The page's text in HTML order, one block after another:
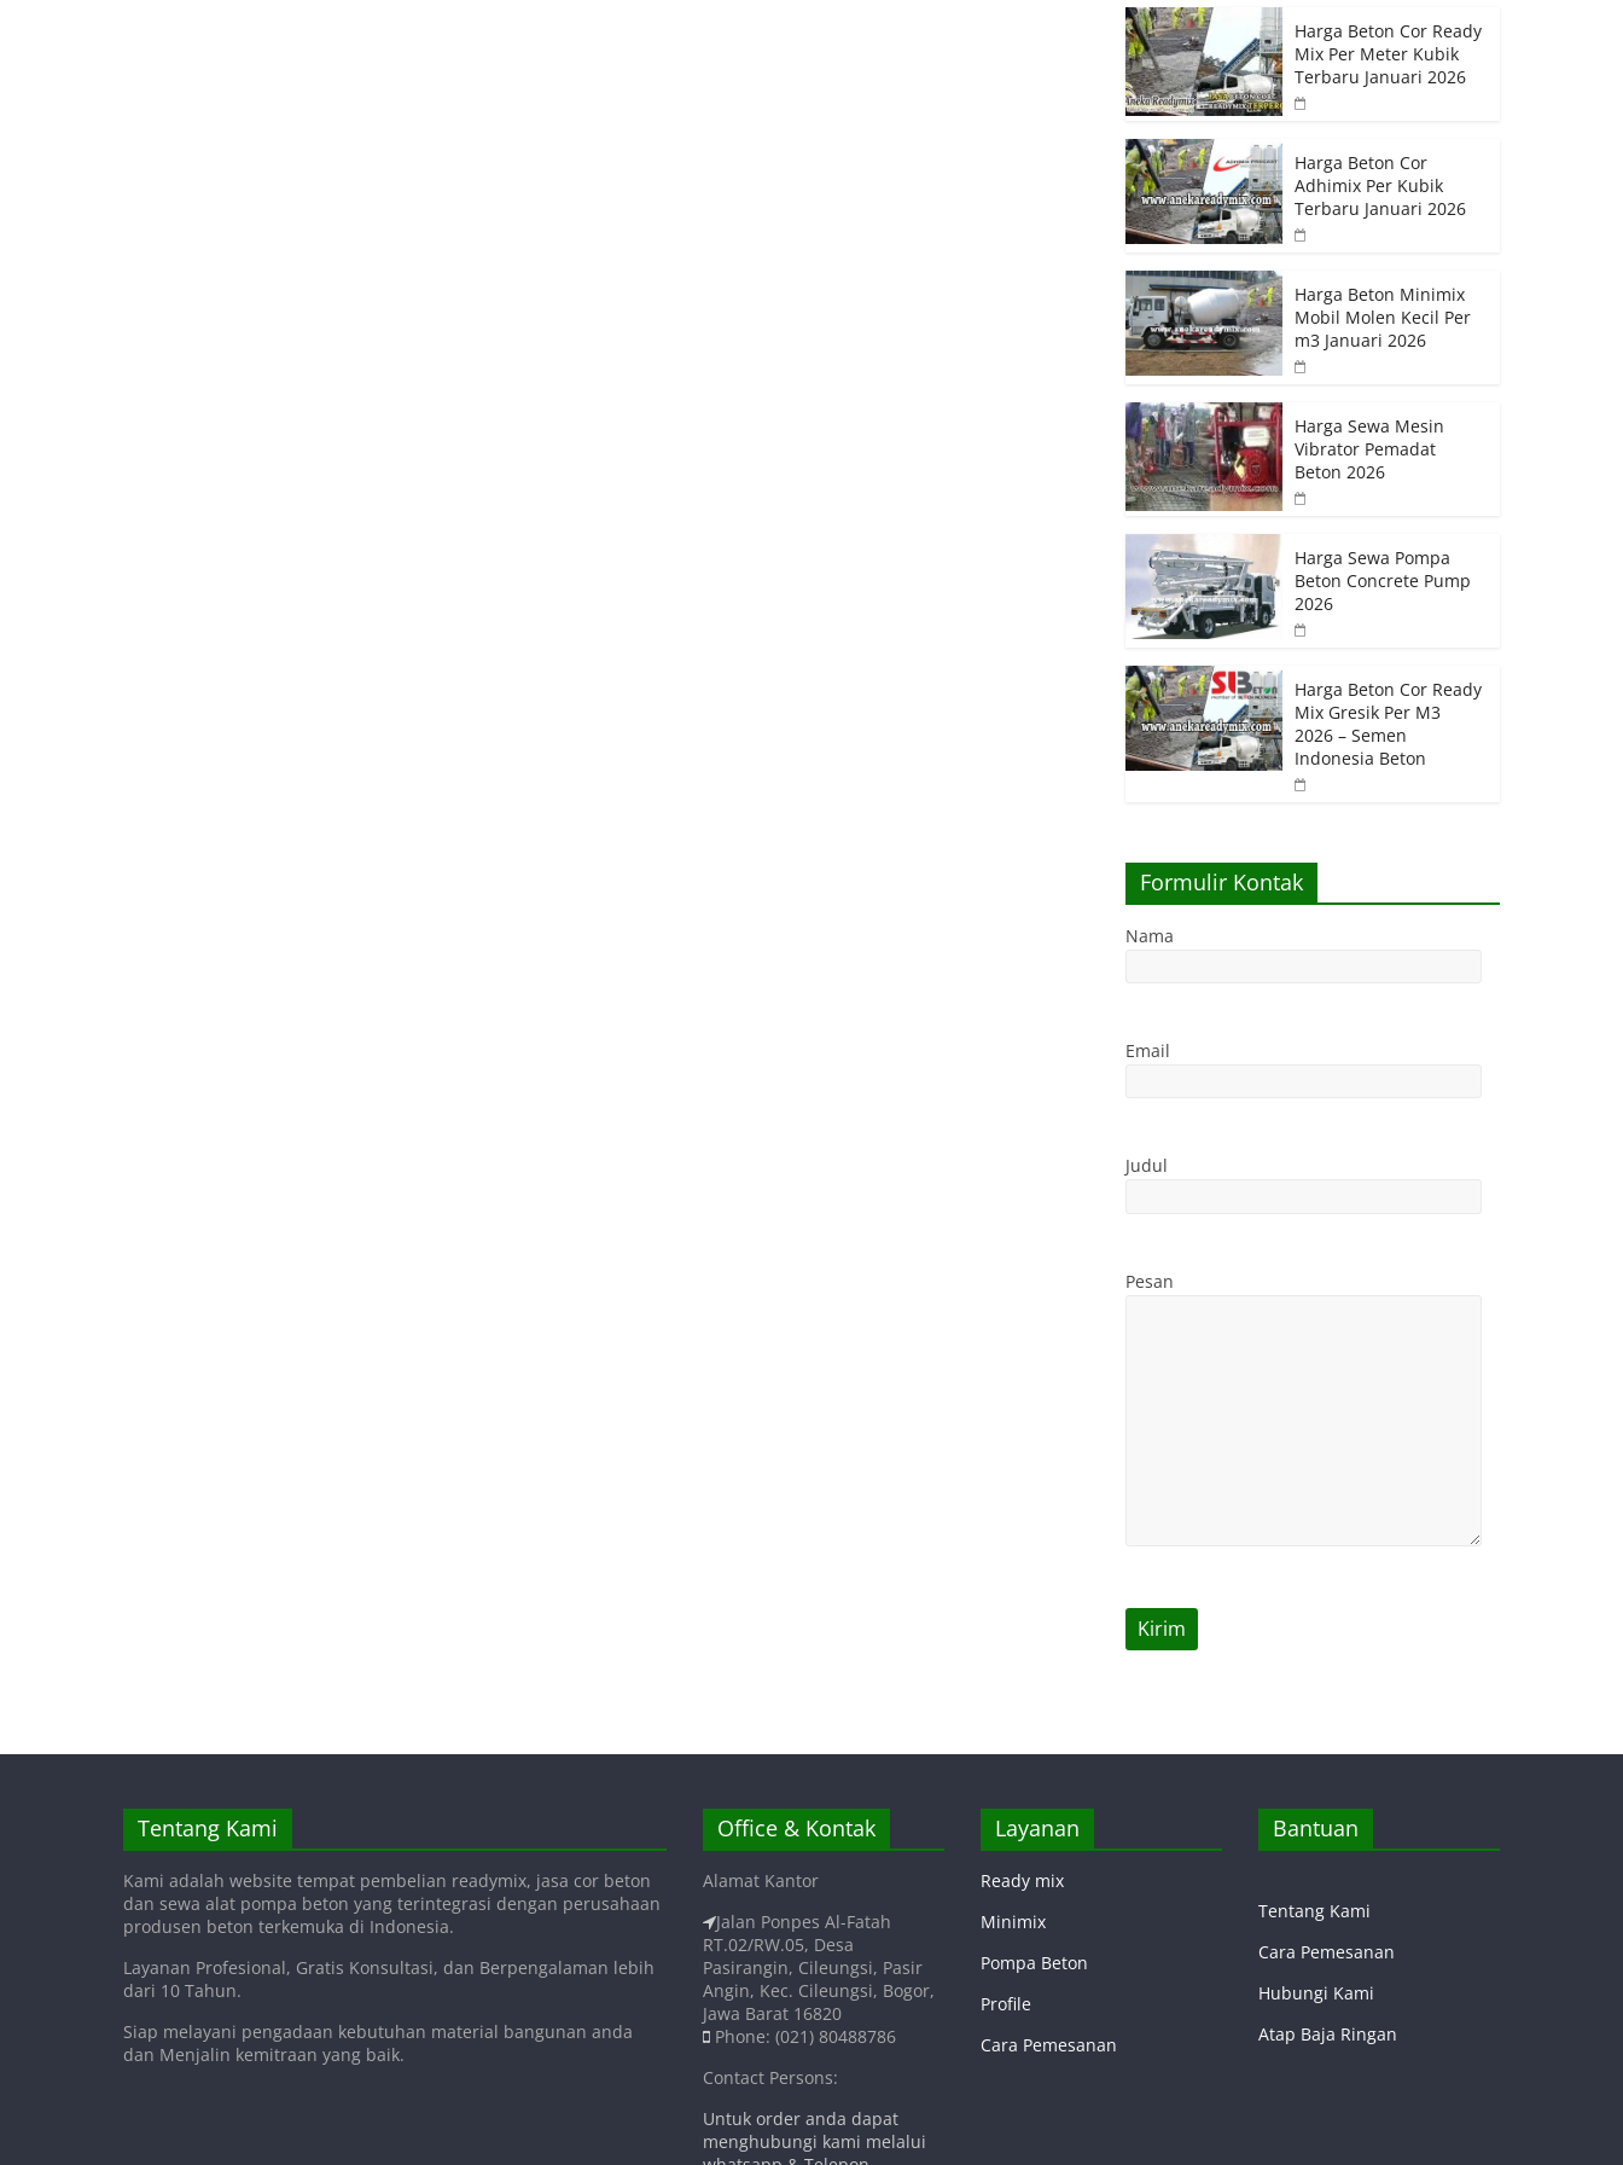
Harga Beton Cor Ready
Mix Per Meter Kubik
Terbaru Januari 2026
Harga Beton Cor
Adhimix Per Kubik
Terbaru Januari 2026
Harga Beton Minimix
Mobil Molen Kecil Per
m3 Januari 2026
Harga Sewa Mesin
Vibrator Pemadat
Beton 2026
Harga Sewa Pompa
Beton Concrete Pump
2026
Harga Beton Cor Ready
Mix Gresik Per M3
2026 – Semen
Indonesia Beton
Formulir Kontak
Nama
Email
Judul
Pesan
Tentang Kami
Kami adalah website tempat pembelian readymix, jasa cor beton
dan sewa alat pompa beton yang terintegrasi dengan perusahaan
produsen beton terkemuka di Indonesia.
Layanan Profesional, Gratis Konsultasi, dan Berpengalaman lebih
dari 10 Tahun.
Siap melayani pengadaan kebutuhan material bangunan anda
dan Menjalin kemitraan yang baik.
Office & Kontak
Alamat Kantor
Jalan Ponpes Al-Fatah
RT.02/RW.05, Desa
Pasirangin, Cileungsi, Pasir
Angin, Kec. Cileungsi, Bogor,
Jawa Barat 16820
Phone: (021) 80488786
Contact Persons:
Untuk order anda dapat
menghubungi kami melalui
Layanan
Ready mix
Minimix
Pompa Beton
Profile
Cara Pemesanan
Bantuan
Tentang Kami
Cara Pemesanan
Hubungi Kami
Atap Baja Ringan